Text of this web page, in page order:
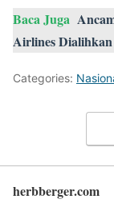
Baca Juga
Airlines
Categories:
herbberger.com